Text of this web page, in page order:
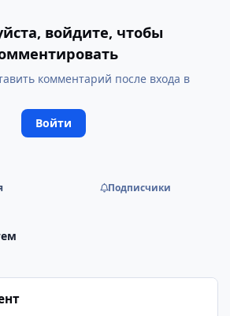
войдите, чтобы
комментарий после входа в
Войти
Подписчики